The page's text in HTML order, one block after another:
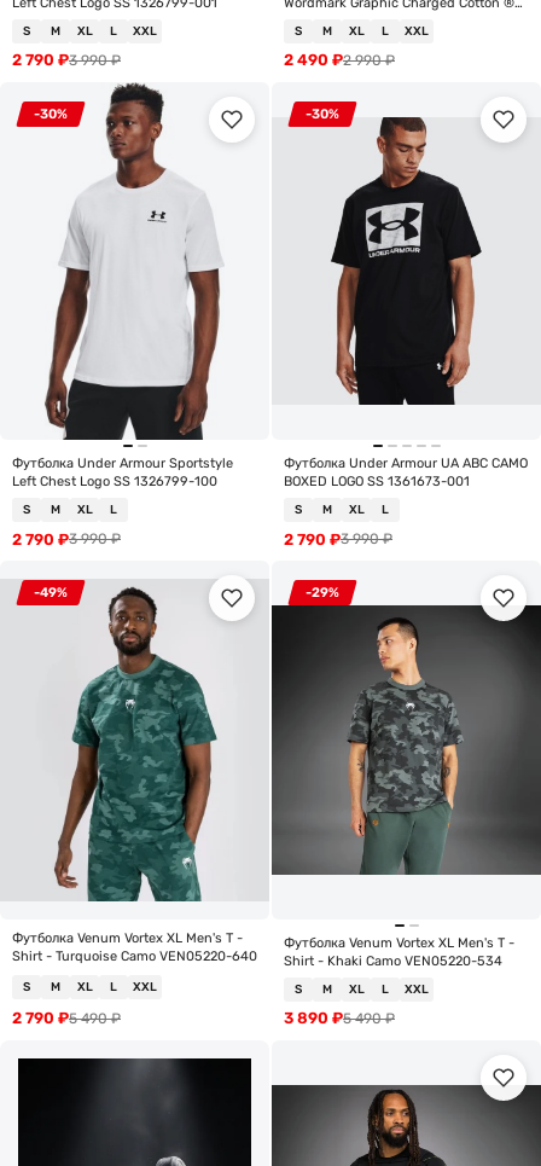
S M XL L XXL
3 990₽
2 790 ₽
S M XL L XXL
2 990₽
2 490 ₽
-30%
Футболка Under Armour Sportstyle
Left Chest Logo SS 1326799-100
S M XL L
3 990₽
2 790 ₽
-30%
Футболка Under Armour UA ABC CAMO
BOXED LOGO SS 1361673-001
S M XL L
3 990₽
2 790 ₽
-49%
Футболка Venum Vortex XL Men's T -
Shirt - Turquoise Camo VEN05220-640
S M XL L XXL
5 490₽
2 790 ₽
-29%
Футболка Venum Vortex XL Men's T -
Shirt - Khaki Camo VEN05220-534
S M XL L XXL
5 490₽
3 890 ₽